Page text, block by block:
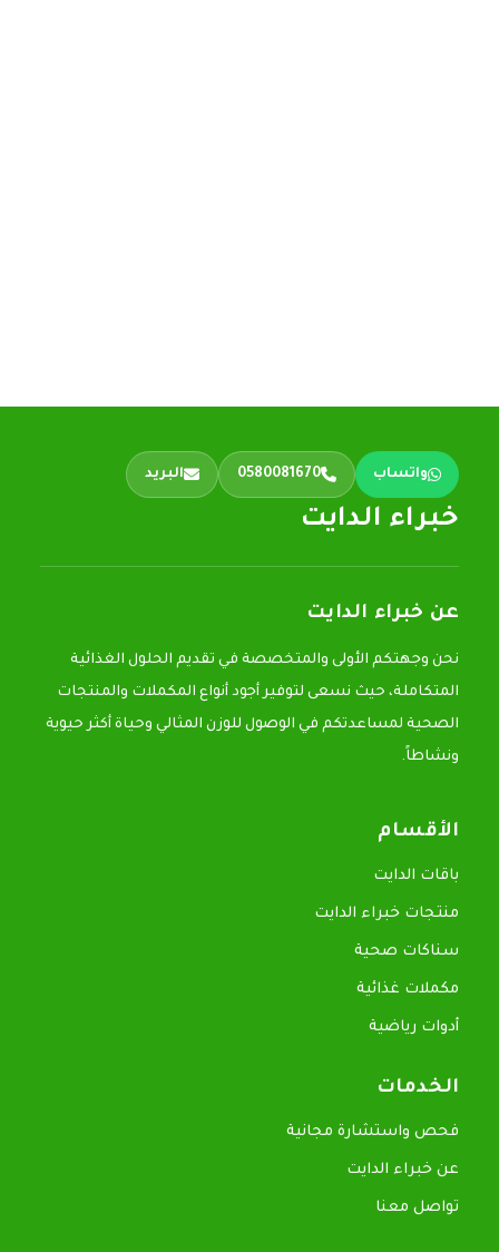
واتساب 0580081670 البريد
خبراء الدايت
عن خبراء الدايت
نحن وجهتكم الأولى والمتخصصة في تقديم الحلول الغذائية
المتكاملة، حيث نسعى لتوفير أجود أنواع المكملات والمنتجات
الصحية لمساعدتكم في الوصول للوزن المثالي وحياة أكثر حيوية
ونشاطاً.
الأقسام
باقات الدايت
منتجات خبراء الدايت
سناكات صحية
مكملات غذائية
أدوات رياضية
الخدمات
فحص واستشارة مجانية
عن خبراء الدايت
تواصل معنا